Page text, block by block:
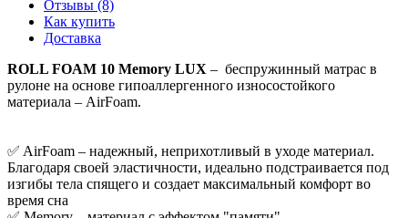
Отзывы (8)
Как купить
Доставка
ROLL FOAM 10 Memory LUX – беспружинный матрас в
рулоне на основе гипоаллергенного износостойкого
материала – AirFoam.
✅ AirFoam – надежный, неприхотливый в уходе материал.
Благодаря своей эластичности, идеально подстраивается под
изгибы тела спящего и создает максимальный комфорт во
время сна